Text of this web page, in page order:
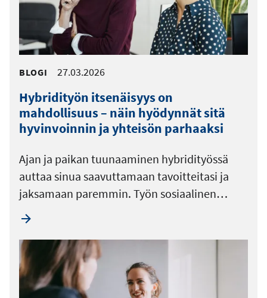
BLOGI 27.03.2026
Hybridityön itsenäisyys on
mahdollisuus – näin hyödynnät sitä
hyvinvoinnin ja yhteisön parhaaksi
Ajan ja paikan tuunaaminen hybridityössä
auttaa sinua saavuttamaan tavoitteitasi ja
jaksamaan paremmin. Työn sosiaalinen…